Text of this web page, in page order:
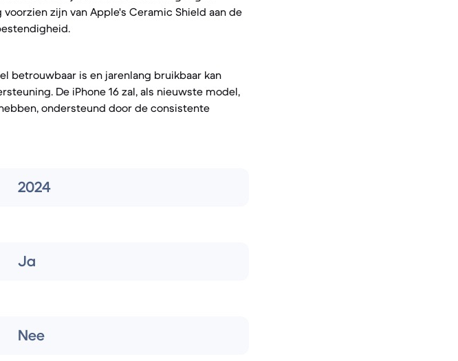
zijn van Apple's Ceramic Shield aan de
betrouwbaar is en jarenlang bruikbaar kan
De iPhone 16 zal, als nieuwste model,
ondersteund door de consistente
2024
Ja
Nee